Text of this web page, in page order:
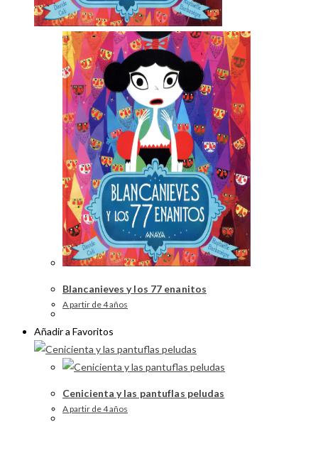
Blancanieves y los 77 enanitos
A partir de 4 años
Añadir a Favoritos
Cenicienta y las pantuflas peludas
A partir de 4 años